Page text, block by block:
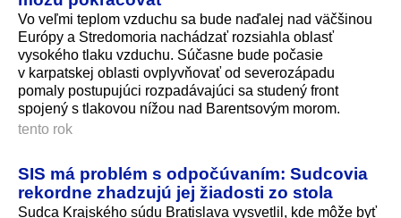
Vo veľmi teplom vzduchu sa bude naďalej nad väčšinou
Európy a Stredomoria nachádzať rozsiahla oblasť
vysokého tlaku vzduchu. Súčasne bude počasie
v karpatskej oblasti ovplyvňovať od severozápadu
pomaly postupujúci rozpadávajúci sa studený front
spojený s tlakovou nížou nad Barentsovým morom.
tento rok
SIS má problém s odpočúvaním: Sudcovia
rekordne zhadzujú jej žiadosti zo stola
Sudca Krajského súdu Bratislava vysvetlil, kde môže byť